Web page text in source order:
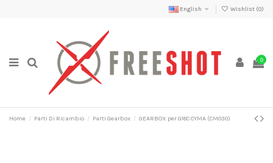
English Wishlist (0)
0
Home Parti Di Ricambio Parti Gearbox GEARBOX per G18C CYMA (CM030)